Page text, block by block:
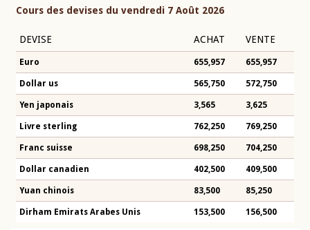
Cours des devises du vendredi 7 Août 2026
DEVISE ACHAT VENTE
Euro 655,957 655,957
Dollar us 565,750 572,750
Yen japonais 3,565 3,625
Livre sterling 762,250 769,250
Franc suisse 698,250 704,250
Dollar canadien 402,500 409,500
Yuan chinois 83,500 85,250
Dirham Emirats Arabes Unis 153,500 156,500